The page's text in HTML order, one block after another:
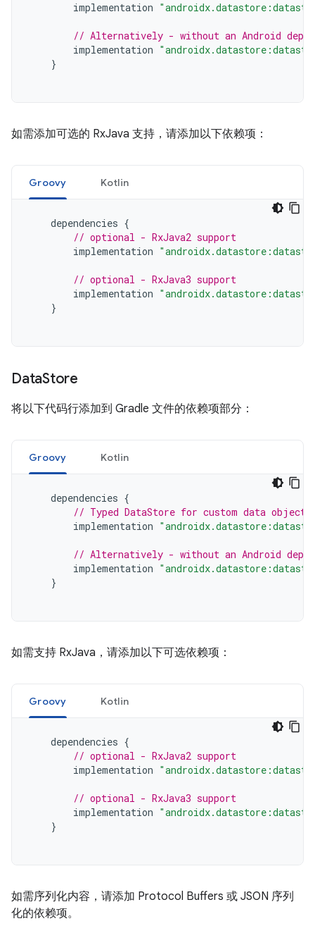
implementation
// Alternatively - without an Android
implementation
}
如需添加可选的 RxJava 支持，请添加以下依赖项：
Groovy Kotlin
dependencies {
// optional - RxJava2 support
implementation
// optional - RxJava3 support
implementation
}
DataStore
将以下代码行添加到 Gradle 文件的依赖项部分：
Groovy Kotlin
dependencies {
// Typed DataStore for custom data
implementation
// Alternatively - without an Android
implementation
}
如需支持 RxJava，请添加以下可选依赖项：
Groovy Kotlin
dependencies {
// optional - RxJava2 support
implementation
// optional - RxJava3 support
implementation
}
如需序列化内容，请添加 Protocol Buffers 或 JSON 序列
化的依赖项。